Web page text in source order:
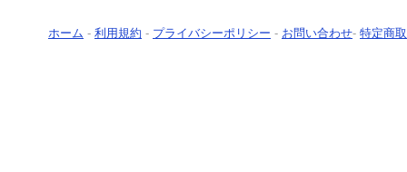
ホーム - 利用規約 - プライバシーポリシー - お問い合わせ- 特定商